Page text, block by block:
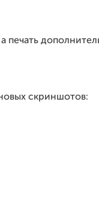
печать
скриншотов: